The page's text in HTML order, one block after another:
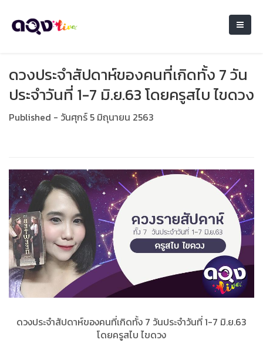
ดวงประจำสัปดาห์ของคนที่เกิดทั้ง 7 วัน
ประจำวันที่ 1-7 มิ.ย.63 โดยครูสไบ ไขดวง
Published - วันศุกร์ 5 มิถุนายน 2563
ดวงประจำสัปดาห์ของคนที่เกิดทั้ง 7 วันประจำวันที่ 1-7 มิ.ย.63
โดยครูสไบ ไขดวง